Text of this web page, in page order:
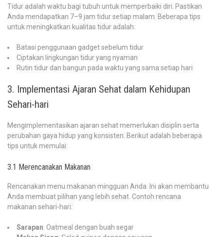
Tidur adalah waktu bagi tubuh untuk memperbaiki diri. Pastikan
Anda mendapatkan 7–9 jam tidur setiap malam. Beberapa tips
untuk meningkatkan kualitas tidur adalah:
Batasi penggunaan gadget sebelum tidur
Ciptakan lingkungan tidur yang nyaman
Rutin tidur dan bangun pada waktu yang sama setiap hari
3. Implementasi Ajaran Sehat dalam Kehidupan
Sehari-hari
Mengimplementasikan ajaran sehat memerlukan disiplin serta
perubahan gaya hidup yang konsisten. Berikut adalah beberapa
tips untuk memulai:
3.1 Merencanakan Makanan
Rencanakan menu makanan mingguan Anda. Ini akan membantu
Anda membuat pilihan yang lebih sehat. Contoh rencana
makanan sehari-hari:
Sarapan: Oatmeal dengan buah segar